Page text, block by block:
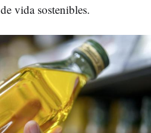
vida sostenibles.